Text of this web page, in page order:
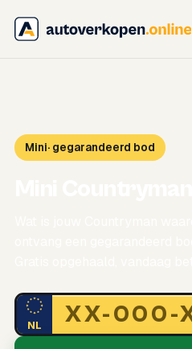
Mini· gegarandeerd bod
NL